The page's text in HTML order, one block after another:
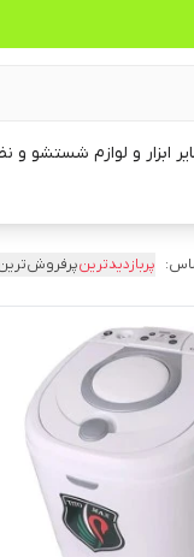
ابزار و لوازم شستشو و
پربازدیدترین